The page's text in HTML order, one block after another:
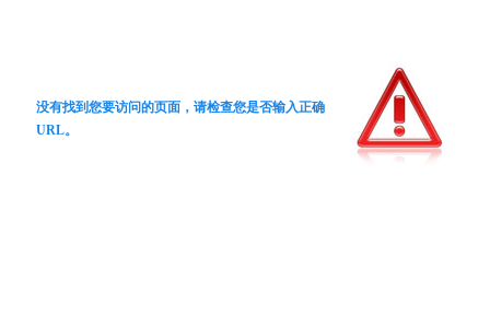
没有找到您要访问的页面，请检查您是否输入正确
URL。